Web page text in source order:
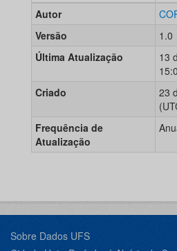
Autor
Versão
1.0
Última Atualização
13
Criado
23
Frequência de
Atualização
Sobre Dados UFS